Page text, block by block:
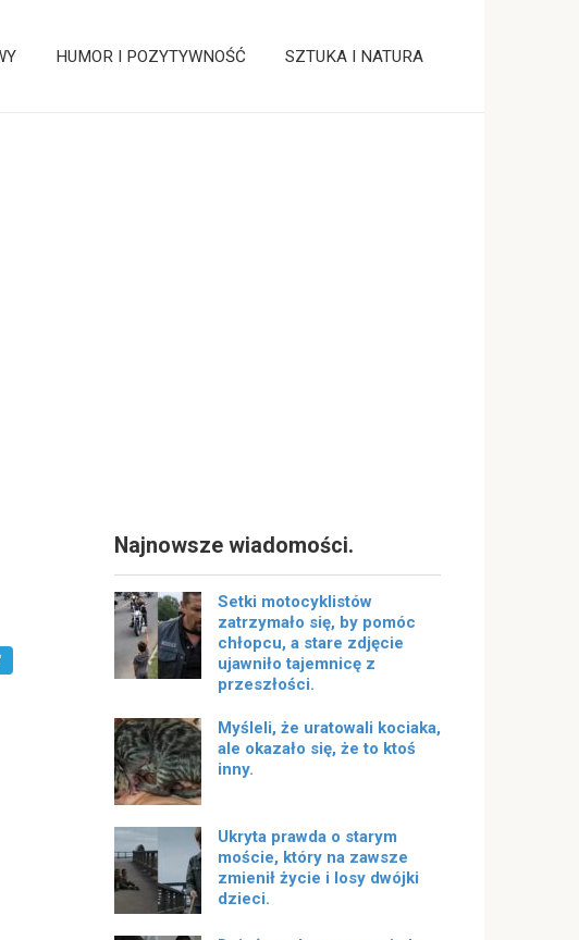
HUMOR I POZYTYWNOŚĆ SZTUKA I NATURA
Najnowsze wiadomości.
Setki motocyklistów
zatrzymało się, by pomóc
chłopcu, a stare zdjęcie
ujawniło tajemnicę z
przeszłości.
Myśleli, że uratowali kociaka,
ale okazało się, że to ktoś
inny.
Ukryta prawda o starym
moście, który na zawsze
zmienił życie i losy dwójki
dzieci.